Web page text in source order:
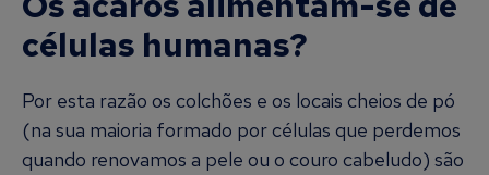
células humanas?
Por esta razão os colchões e os locais cheios de pó
(na sua maioria formado por células que perdemos
quando renovamos a pele ou o couro cabeludo) são